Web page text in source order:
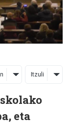
Itzuli
eta